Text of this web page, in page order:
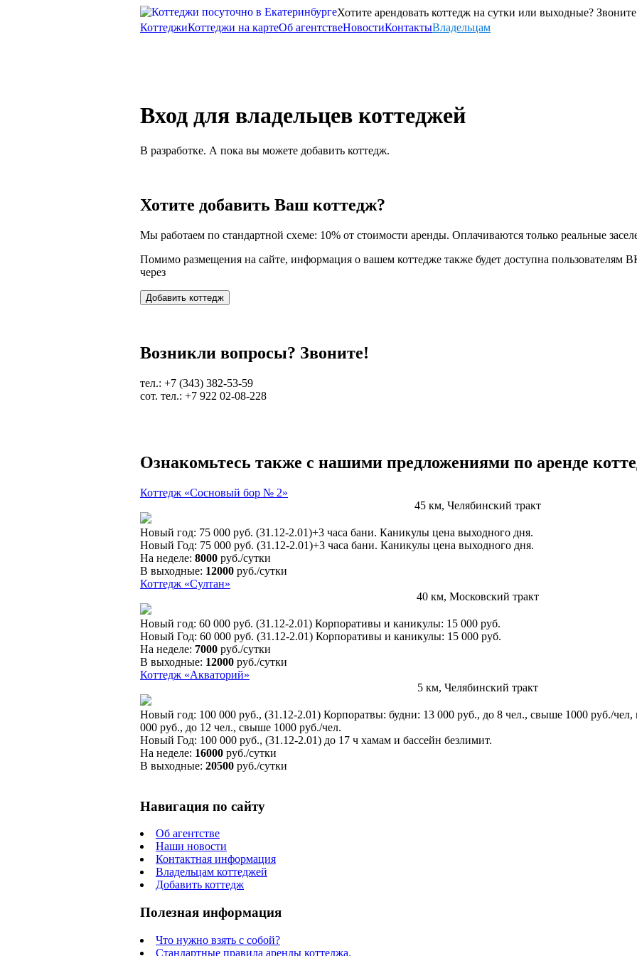
Хотите арендовать коттедж на сутки или выходные?
КоттеджиКоттеджи на картеОб агентствеНовостиКонтактыВладельцам
Вход для владельцев коттеджей
В разработке. А пока вы можете добавить коттедж.
Хотите добавить Ваш коттедж?
Мы работаем по стандартной схеме: 10% от стоимости аренды. Оплачиваются только реальные
Помимо размещения на сайте, информация о вашем коттедже также будет доступна пользователям
через
Возникли вопросы? Звоните!
тел.: +7 (343) 382-53-59
сот. тел.: +7 922 02-08-228
Ознакомьтесь также с нашими предложениями по аренде
Коттедж «Сосновый бор № 2»
45 км, Челябинский тракт
Новый год: 75 000 руб. (31.12-2.01)+3 часа бани. Каникулы цена выходного дня.
Новый Год: 75 000 руб. (31.12-2.01)+3 часа бани. Каникулы цена выходного дня.
На неделе: 8000 руб./сутки
В выходные: 12000 руб./сутки
Коттедж «Султан»
40 км, Московский тракт
Новый год: 60 000 руб. (31.12-2.01) Корпоративы и каникулы: 15 000 руб.
Новый Год: 60 000 руб. (31.12-2.01) Корпоративы и каникулы: 15 000 руб.
На неделе: 7000 руб./сутки
В выходные: 12000 руб./сутки
Коттедж «Акваторий»
5 км, Челябинский тракт
Новый год: 100 000 руб., (31.12-2.01) Корпоратвы: будни: 13 000 руб., до 8 чел., свыше 1000 руб./чел,
000 руб., до 12 чел., свыше 1000 руб./чел.
Новый Год: 100 000 руб., (31.12-2.01) до 17 ч хамам и бассейн безлимит.
На неделе: 16000 руб./сутки
В выходные: 20500 руб./сутки
Навигация по сайту
Об агентстве
Наши новости
Контактная информация
Владельцам коттеджей
Добавить коттедж
Полезная информация
Что нужно взять с собой?
Стандартные правила аренды коттеджа.